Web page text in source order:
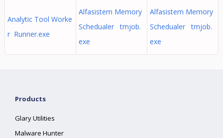
Analytic Tool Worke
r Runner.exe
Alfasistem Memory
Schedualer tmjob.
exe
Alfasistem Memory
Schedualer tmjob.
exe
Products
Glary Utilities
Malware Hunter